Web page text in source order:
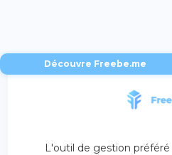
Découvre Freebe.me
L'outil de gestion